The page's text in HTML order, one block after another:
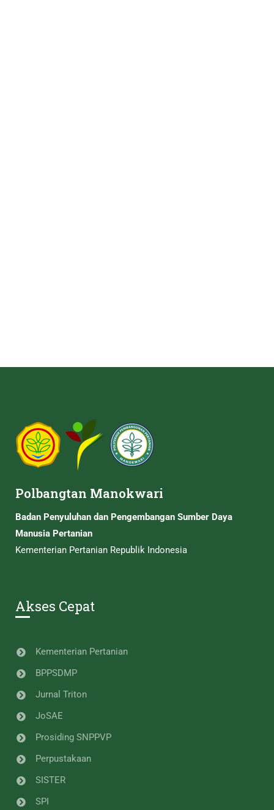
Polbangtan Manokwari
Badan Penyuluhan dan Pengembangan Sumber Daya
Manusia Pertanian
Kementerian Pertanian Republik Indonesia
Akses Cepat
Kementerian Pertanian
BPPSDMP
Jurnal Triton
JoSAE
Prosiding SNPPVP
Perpustakaan
SISTER
SPI